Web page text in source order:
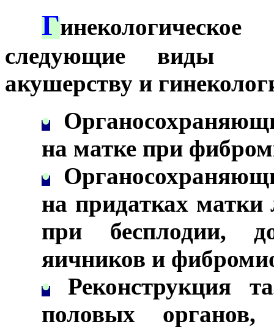
Г
следующие виды
акушерству и
•
на матке при
•
на придатках матки
при бесплодии,
яичников и
• Реконструкция
половых